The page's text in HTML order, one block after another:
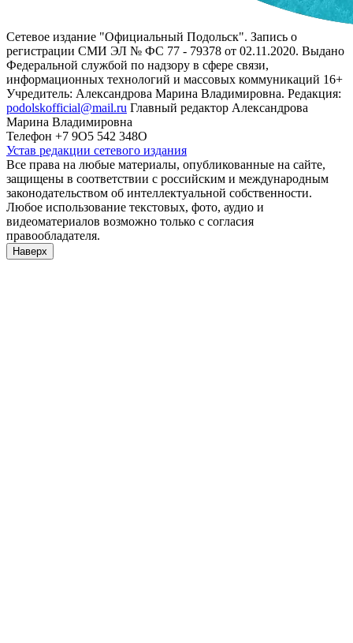
Сетевое издание "Официальный Подольск". Запись о
регистрации СМИ ЭЛ № ФС 77 - 79378 от 02.11.2020. Выдано
Федеральной службой по надзору в сфере связи,
информационных технологий и массовых коммуникаций 16+
Учредитель: Александрова Марина Владимировна. Редакция:
podolskofficial@mail.ru Главный редактор Александрова
Марина Владимировна
Телефон +7 9О5 542 348О
Устав редакции сетевого издания
Все права на любые материалы, опубликованные на сайте,
защищены в соответствии с российским и международным
законодательством об интеллектуальной собственности.
Любое использование текстовых, фото, аудио и
видеоматериалов возможно только с согласия
правообладателя.
Наверх